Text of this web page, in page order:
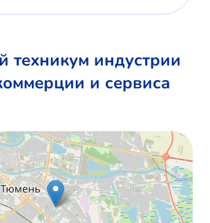
техникум индустрии
и сервиса